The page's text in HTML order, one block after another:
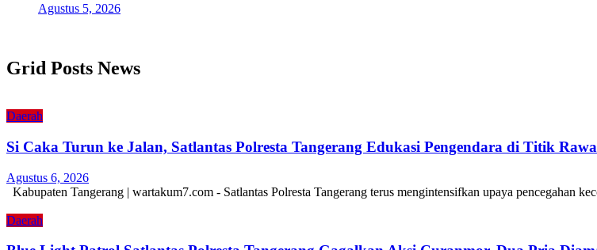
Agustus 5, 2026
Grid Posts News
Daerah
Si Caka Turun ke Jalan, Satlantas Polresta Tangerang Edukasi Pengendara di Titik
Agustus 6, 2026
Kabupaten Tangerang | wartakum7.com - Satlantas Polresta Tangerang terus mengintensifkan upaya pencegahan
Daerah